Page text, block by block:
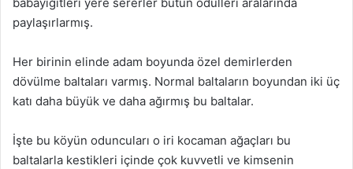
paylaşırlarmış.
Her birinin elinde adam boyunda özel demirlerden
dövülme baltaları varmış. Normal baltaların boyundan iki üç
katı daha büyük ve daha ağırmış bu baltalar.
İşte bu köyün oduncuları o iri kocaman ağaçları bu
baltalarla kestikleri içinde çok kuvvetli ve kimsenin